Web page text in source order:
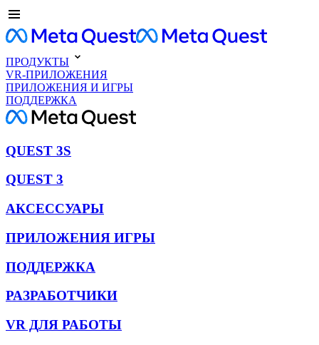
ПРОДУКТЫ
VR-ПРИЛОЖЕНИЯ
ПРИЛОЖЕНИЯ И ИГРЫ
ПОДДЕРЖКА
QUEST 3S
QUEST 3
АКСЕССУАРЫ
ПРИЛОЖЕНИЯ ИГРЫ
ПОДДЕРЖКА
РАЗРАБОТЧИКИ
VR ДЛЯ РАБОТЫ